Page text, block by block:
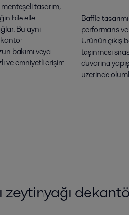
tasarım,
bile elle
Bu aynı
bakımı veya
ve emniyetli erişim
Baffle
performans
Ürünün çıkış
taşınması
duvarına
üzerinde
zeytinyağı